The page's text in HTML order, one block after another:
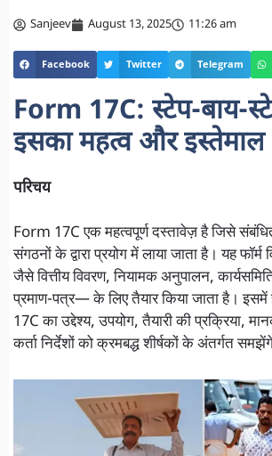
Sanjeev August 13, 2025 11:26 am
Facebook Twitter Telegram
Form 17C: स्टेप-बाय-
इसका महत्व और इस्तेमाल
परिचय
Form 17C एक महत्वपूर्ण दस्तावेज़ है जिसे
संगठनों के द्वारा प्रयोग में लाया जाता है। यह
जैसे वित्तीय विवरण, नियामक अनुपालन, कार्यसमिति
प्रमाण-पत्र— के लिए तैयार किया जाता है।
17C का उद्देश्य, उपयोग, तैयारी की प्रक्रिया,
कर्ता निर्देशों को क्रमबद्ध शीर्षकों के अंतर्गत